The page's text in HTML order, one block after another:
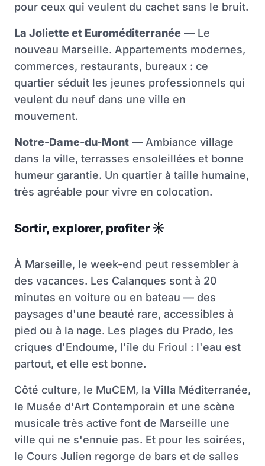
pour ceux qui veulent du cachet sans le bruit.
La Joliette et Euroméditerranée — Le
nouveau Marseille. Appartements modernes,
commerces, restaurants, bureaux : ce
quartier séduit les jeunes professionnels qui
veulent du neuf dans une ville en
mouvement.
Notre-Dame-du-Mont — Ambiance village
dans la ville, terrasses ensoleillées et bonne
humeur garantie. Un quartier à taille humaine,
très agréable pour vivre en colocation.
Sortir, explorer, profiter ☀
À Marseille, le week-end peut ressembler à
des vacances. Les Calanques sont à 20
minutes en voiture ou en bateau — des
paysages d'une beauté rare, accessibles à
pied ou à la nage. Les plages du Prado, les
criques d'Endoume, l'île du Frioul : l'eau est
partout, et elle est bonne.
Côté culture, le MuCEM, la Villa Méditerranée,
le Musée d'Art Contemporain et une scène
musicale très active font de Marseille une
ville qui ne s'ennuie pas. Et pour les soirées,
le Cours Julien regorge de bars et de salles